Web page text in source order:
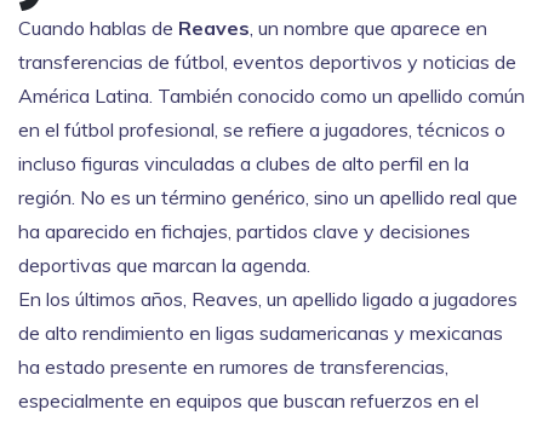
Cuando hablas de Reaves, un nombre que aparece en
transferencias de fútbol, eventos deportivos y noticias de
América Latina. También conocido como un apellido común
en el fútbol profesional, se refiere a jugadores, técnicos o
incluso figuras vinculadas a clubes de alto perfil en la
región. No es un término genérico, sino un apellido real que
ha aparecido en fichajes, partidos clave y decisiones
deportivas que marcan la agenda.
En los últimos años, Reaves, un apellido ligado a jugadores
de alto rendimiento en ligas sudamericanas y mexicanas
ha estado presente en rumores de transferencias,
especialmente en equipos que buscan refuerzos en el